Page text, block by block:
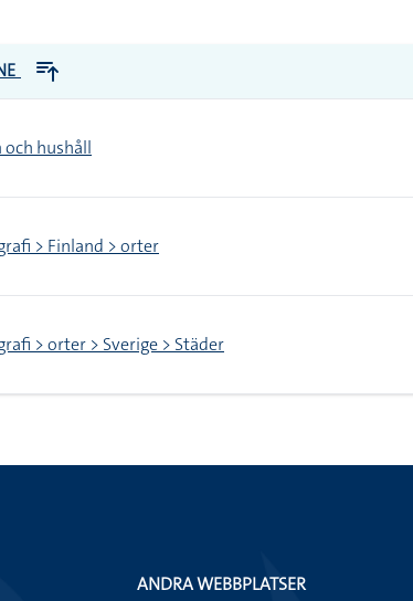
och hushåll
> Finland > orter
> orter > Sverige > Städer
ANDRA WEBBPLATSER